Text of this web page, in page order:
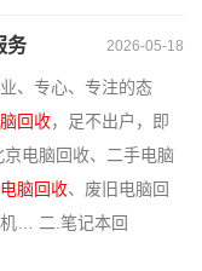
2026-05-18
务
、专心、专注的态
回收，足不出户，即
电脑回收、二手电脑
脑回收、废旧电脑回
… 二.笔记本回